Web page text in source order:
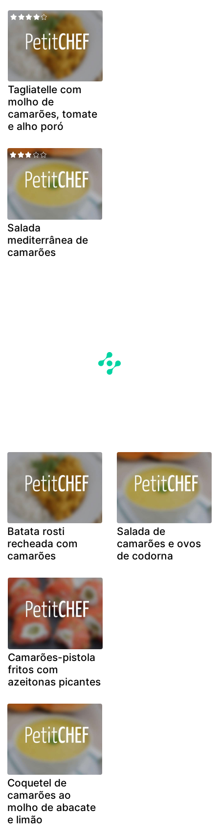
Tagliatelle com
molho de
camarões, tomate
e alho poró
Salada
mediterrânea de
camarões
Batata rosti
recheada com
camarões
Salada de
camarões e ovos
de codorna
Camarões-pistola
fritos com
azeitonas picantes
Coquetel de
camarões ao
molho de abacate
e limão